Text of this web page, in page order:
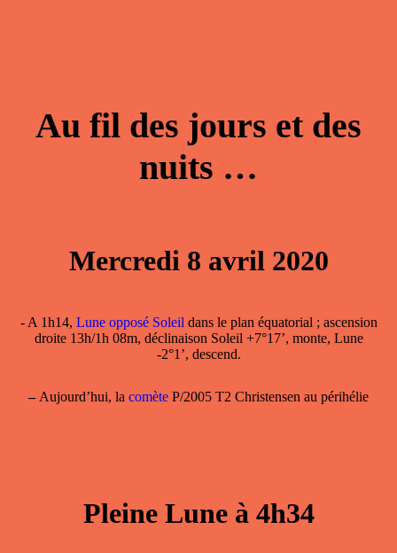
Au fil des jours et des
nuits …
Mercredi 8 avril 2020
- A 1h14, Lune opposé Soleil dans le plan équatorial ; ascension
droite 13h/1h 08m, déclinaison Soleil +7°17’, monte, Lune
-2°1’, descend.
–Aujourd’hui, la comète P/2005 T2 Christensen au périhélie
Pleine Lune à 4h34